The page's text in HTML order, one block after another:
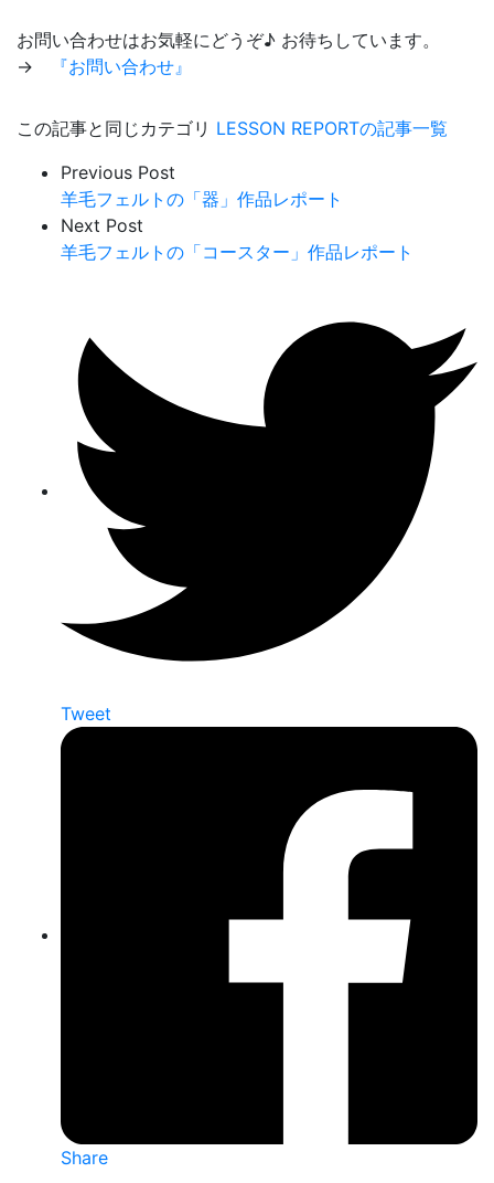
お問い合わせはお気軽にどうぞ♪ お待ちしています。
→
『お問い合わせ』
この記事と同じカテゴリ LESSON REPORTの記事一覧
Previous Post
羊毛フェルトの「器」作品レポート
Next Post
羊毛フェルトの「コースター」作品レポート
Tweet
Share